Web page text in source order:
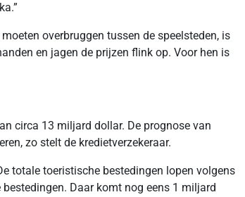
overbruggen tussen de speelsteden, is
en jagen de prijzen flink op. Voor hen is
circa 13 miljard dollar. De prognose van
zo stelt de kredietverzekeraar.
totale toeristische bestedingen lopen volgens
Daar komt nog eens 1 miljard